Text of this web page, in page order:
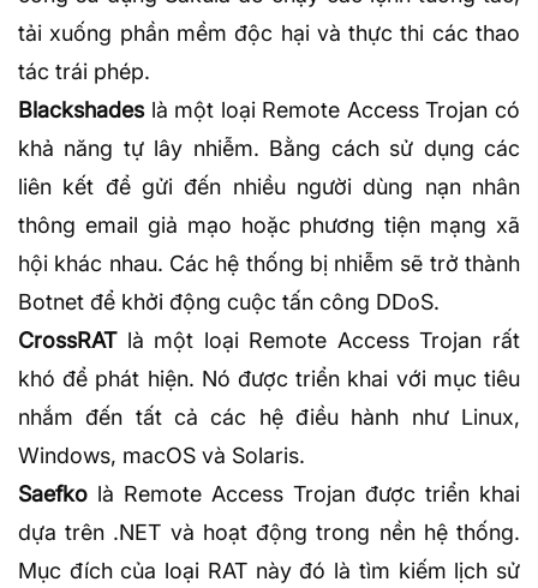
tải xuống phần mềm độc hại và thực thi các thao
tác trái phép.
Blackshadeslà một loại Remote Access Trojan có
khả năng tự lây nhiễm. Bằng cách sử dụng các
liên kết để gửi đến nhiều người dùng nạn nhân
thông email giả mạo hoặc phương tiện mạng xã
hội khác nhau. Các hệ thống bị nhiễm sẽ trở thành
Botnet để khởi động cuộc tấn công DDoS.
CrossRATlà một loại Remote Access Trojan rất
khó để phát hiện. Nó được triển khai với mục tiêu
nhắm đến tất cả các hệ điều hành như Linux,
Windows, macOS và Solaris.
Saefko là Remote Access Trojan được triển khai
dựa trên .NET và hoạt động trong nền hệ thống.
Mục đích của loại RAT này đó là tìm kiếm lịch sử